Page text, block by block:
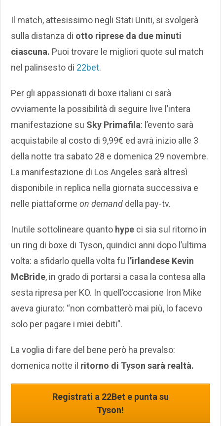
Il match, attesissimo negli Stati Uniti, si svolgerà
sulla distanza di otto riprese da due minuti
ciascuna. Puoi trovare le migliori quote sul match
nel palinsesto di 22bet.
Per gli appassionati di boxe italiani ci sarà
ovviamente la possibilità di seguire live l’intera
manifestazione su Sky Primafila: l’evento sarà
acquistabile al costo di 9,99€ ed avrà inizio alle 3
della notte tra sabato 28 e domenica 29 novembre.
La manifestazione di Los Angeles sarà altresì
disponibile in replica nella giornata successiva e
nelle piattaformeon demand della pay-tv.
Inutile sottolineare quanto hype ci sia sul ritorno in
un ring di boxe di Tyson, quindici anni dopo l’ultima
volta: a sfidarlo quella volta fu l’irlandese Kevin
McBride, in grado di portarsi a casa la contesa alla
sesta ripresa per KO. In quell’occasione Iron Mike
aveva giurato: “non combatterò mai più, lo facevo
solo per pagare i miei debiti”.
La voglia di fare del bene però ha prevalso:
domenica notte il ritorno di Tyson sarà realtà.
Registrati a 22Bet e punta su
Tyson!